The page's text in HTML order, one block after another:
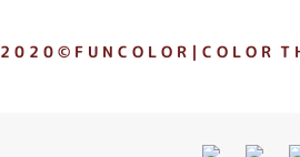
2 0 2 0 © F U N C O L O R｜C O L O R T